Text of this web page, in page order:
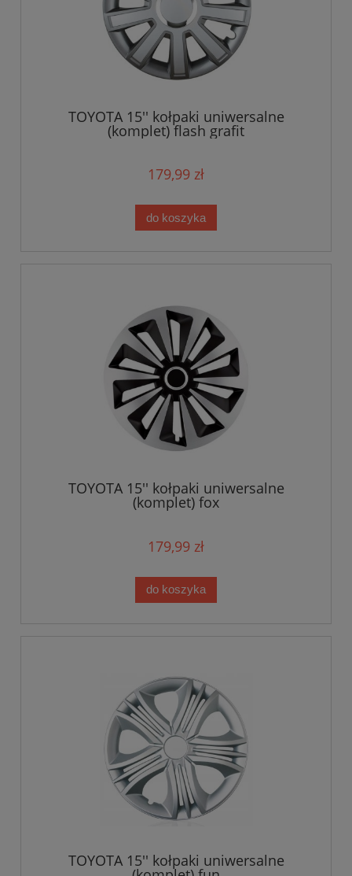
TOYOTA 15'' kołpaki uniwersalne
(komplet) flash grafit
179,99 zł
do koszyka
TOYOTA 15'' kołpaki uniwersalne
(komplet) fox
179,99 zł
do koszyka
TOYOTA 15'' kołpaki uniwersalne